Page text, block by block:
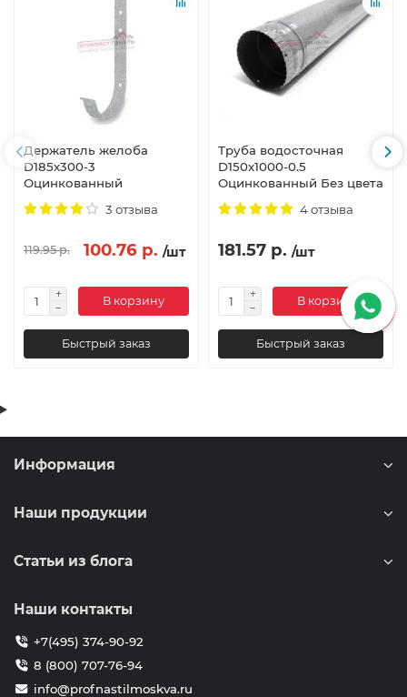
Держатель желоба
D185х300-3
Оцинкованный
3 отзыва
119.95 р. 100.76 р. /шт
В корзину
Быстрый заказ
Труба водосточная
D150х1000-0.5
Оцинкованный Без цвета
4 отзыва
181.57 р. /шт
В корзину
Быстрый заказ
Информация
Наши продукции
Статьи из блога
Наши контакты
+7(495) 374-90-92
8 (800) 707-76-94
info@profnastilmoskva.ru